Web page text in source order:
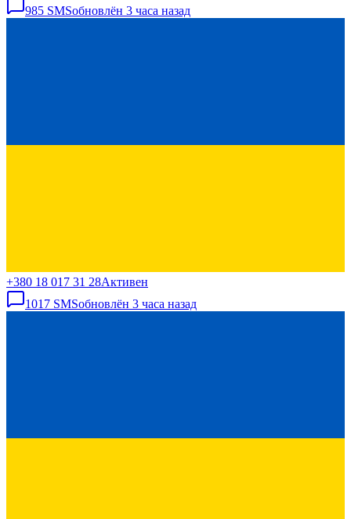
985 SMSобновлён 3 часа назад
+380 18 017 31 28Активен
1017 SMSобновлён 3 часа назад